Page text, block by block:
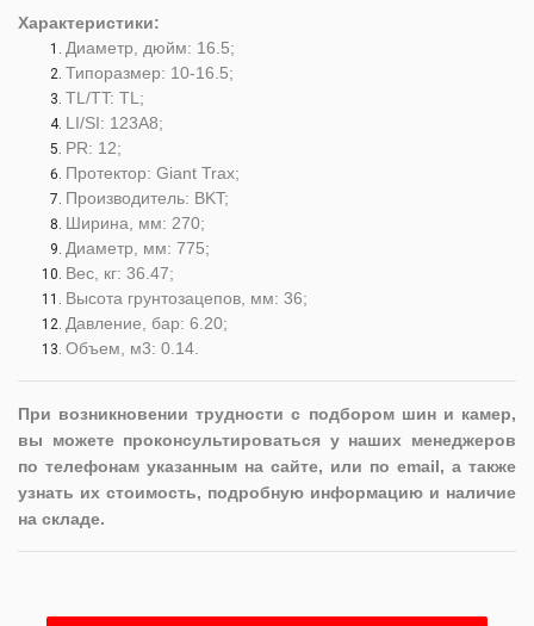
Характеристики:
Диаметр, дюйм: 16.5;
Типоразмер: 10-16.5;
TL/TT: TL;
LI/SI: 123А8;
PR: 12;
Протектор: Giant Trax;
Производитель: BKT;
Ширина, мм: 270;
Диаметр, мм: 775;
Вес, кг: 36.47;
Высота грунтозацепов, мм: 36;
Давление, бар: 6.20;
Объем, м3: 0.14.
При возникновении трудности с подбором шин и камер,
вы можете проконсультироваться у наших менеджеров
по телефонам указанным на сайте, или по email, а также
узнать их стоимость, подробную информацию и наличие
на складе.